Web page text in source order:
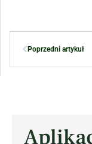
Poprzedni artykuł